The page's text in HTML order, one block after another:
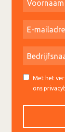
Met het
ons